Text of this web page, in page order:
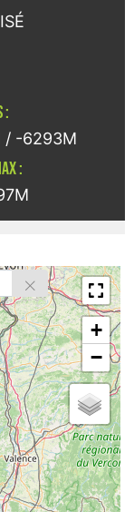
:
/ -6293M
:
+
−